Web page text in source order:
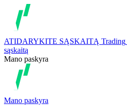
ATIDARYKITE SĄSKAITĄ Trading
sąskaitą
Mano paskyra
Mano paskyra